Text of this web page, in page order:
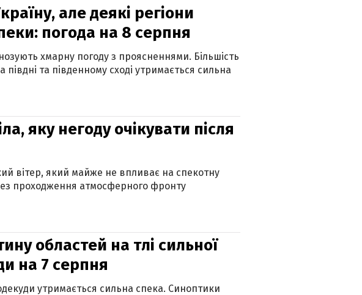
але деякі регіони
погода на 8 серпня
хмарну погоду з проясненнями. Більшість
та південному сході утримається сильна
яку негоду очікувати після
вітер, який майже не впливає на спекотну
проходження атмосферного фронту
областей на тлі сильної
на 7 серпня
утримається сильна спека. Синоптики